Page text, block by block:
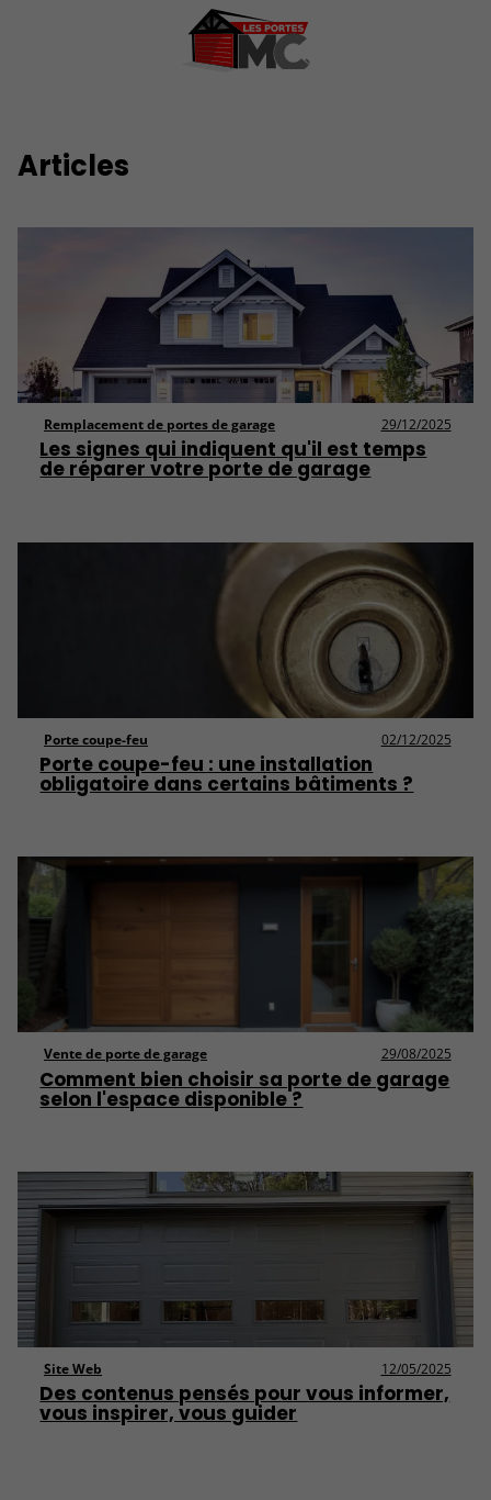
Articles
Remplacement de portes de garage 29/12/2025
Les signes qui indiquent qu'il est temps
de réparer votre porte de garage
Porte coupe-feu 02/12/2025
Porte coupe-feu : une installation
obligatoire dans certains bâtiments ?
Vente de porte de garage 29/08/2025
Comment bien choisir sa porte de garage
selon l'espace disponible ?
Site Web 12/05/2025
Des contenus pensés pour vous informer,
vous inspirer, vous guider